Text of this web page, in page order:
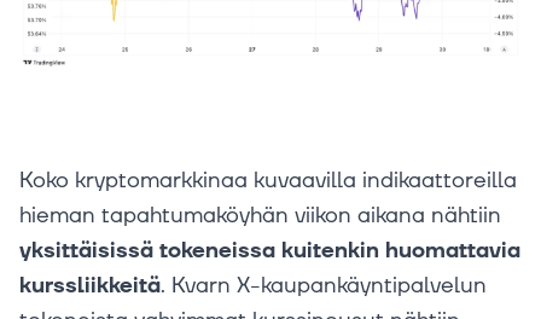
Koko kryptomarkkinaa kuvaavilla indikaattoreilla
hieman tapahtumaköyhän viikon aikana nähtiin
yksittäisissä tokeneissa kuitenkin huomattavia
kurssliikkeitä. Kvarn X-kaupankäyntipalvelun